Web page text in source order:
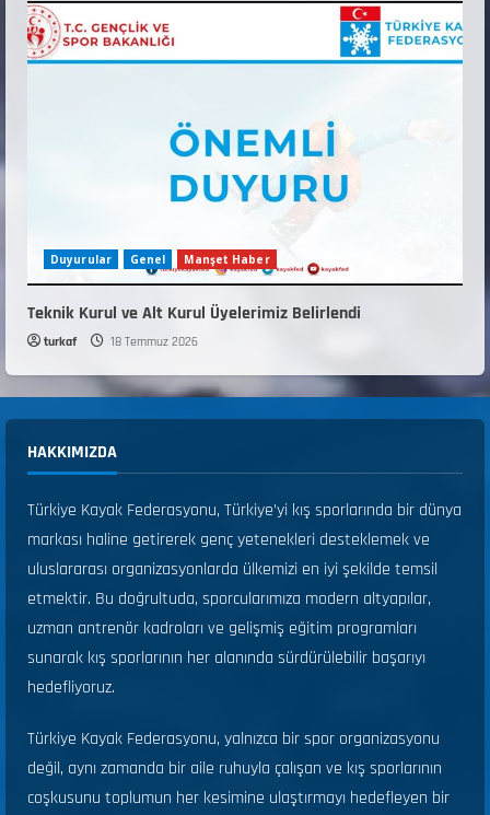
Duyurular Genel Manşet Haber
Teknik Kurul ve Alt Kurul Üyelerimiz Belirlendi
turkaf 18 Temmuz 2026
HAKKIMIZDA
Türkiye Kayak Federasyonu, Türkiye’yi kış sporlarında bir dünya
markası haline getirerek genç yetenekleri desteklemek ve
uluslararası organizasyonlarda ülkemizi en iyi şekilde temsil
etmektir. Bu doğrultuda, sporcularımıza modern altyapılar,
uzman antrenör kadroları ve gelişmiş eğitim programları
sunarak kış sporlarının her alanında sürdürülebilir başarıyı
hedefliyoruz.
Türkiye Kayak Federasyonu, yalnızca bir spor organizasyonu
değil, aynı zamanda bir aile ruhuyla çalışan ve kış sporlarının
coşkusunu toplumun her kesimine ulaştırmayı hedefleyen bir